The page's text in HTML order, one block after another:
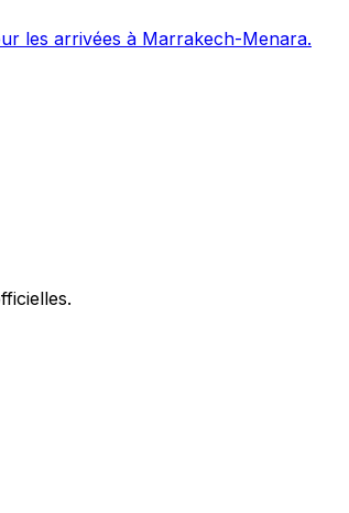
les arrivées à Marrakech-Menara.